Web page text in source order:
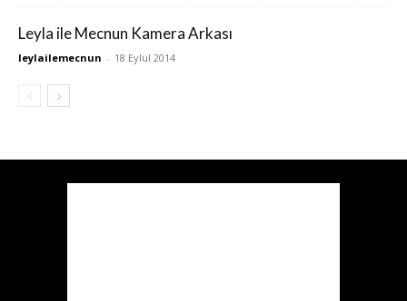
Leyla ile Mecnun Kamera Arkası
leylailemecnun - 18 Eylül 2014